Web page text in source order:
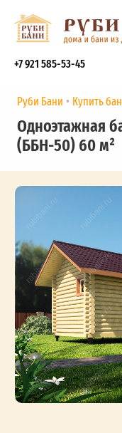
+7 921 585-53-45
Руби Бани Купить
Одноэтажная
(ББН-50) 60 м²